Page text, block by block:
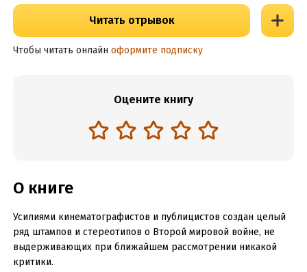
Читать отрывок
Чтобы читать онлайн оформите подписку
Оцените книгу
О книге
Усилиями кинематографистов и публицистов создан целый
ряд штампов и стереотипов о Второй мировой войне, не
выдерживающих при ближайшем рассмотрении никакой
критики.